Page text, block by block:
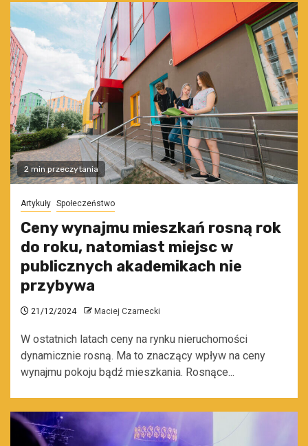
2 min przeczytania
Artykuły Społeczeństwo
Ceny wynajmu mieszkań rosną rok
do roku, natomiast miejsc w
publicznych akademikach nie
przybywa
21/12/2024 Maciej Czarnecki
W ostatnich latach ceny na rynku nieruchomości
dynamicznie rosną. Ma to znaczący wpływ na ceny
wynajmu pokoju bądź mieszkania. Rosnące...